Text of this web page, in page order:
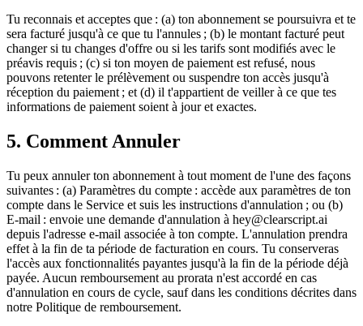
Tu reconnais et acceptes que : (a) ton abonnement se poursuivra et te
sera facturé jusqu'à ce que tu l'annules ; (b) le montant facturé peut
changer si tu changes d'offre ou si les tarifs sont modifiés avec le
préavis requis ; (c) si ton moyen de paiement est refusé, nous
pouvons retenter le prélèvement ou suspendre ton accès jusqu'à
réception du paiement ; et (d) il t'appartient de veiller à ce que tes
informations de paiement soient à jour et exactes.
5. Comment Annuler
Tu peux annuler ton abonnement à tout moment de l'une des façons
suivantes : (a) Paramètres du compte : accède aux paramètres de ton
compte dans le Service et suis les instructions d'annulation ; ou (b)
E-mail : envoie une demande d'annulation à hey@clearscript.ai
depuis l'adresse e-mail associée à ton compte. L'annulation prendra
effet à la fin de ta période de facturation en cours. Tu conserveras
l'accès aux fonctionnalités payantes jusqu'à la fin de la période déjà
payée. Aucun remboursement au prorata n'est accordé en cas
d'annulation en cours de cycle, sauf dans les conditions décrites dans
notre Politique de remboursement.